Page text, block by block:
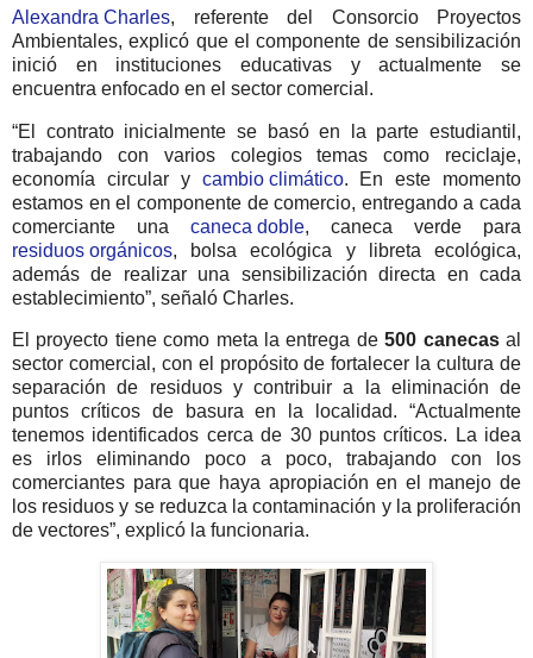
Alexandra Charles, referente del Consorcio Proyectos
Ambientales, explicó que el componente de sensibilización
inició en instituciones educativas y actualmente se
encuentra enfocado en el sector comercial.
“El contrato inicialmente se basó en la parte estudiantil,
trabajando con varios colegios temas como reciclaje,
economía circular y cambio climático. En este momento
estamos en el componente de comercio, entregando a cada
comerciante una caneca doble, caneca verde para
residuos orgánicos, bolsa ecológica y libreta ecológica,
además de realizar una sensibilización directa en cada
establecimiento”, señaló Charles.
El proyecto tiene como meta la entrega de500 canecasal
sector comercial, con el propósito de fortalecer la cultura de
separación de residuos y contribuir a la eliminación de
puntos críticos de basura en la localidad. “Actualmente
tenemos identificados cerca de 30 puntos críticos. La idea
es irlos eliminando poco a poco, trabajando con los
comerciantes para que haya apropiación en el manejo de
los residuos y se reduzca la contaminación y la proliferación
de vectores”, explicó la funcionaria.